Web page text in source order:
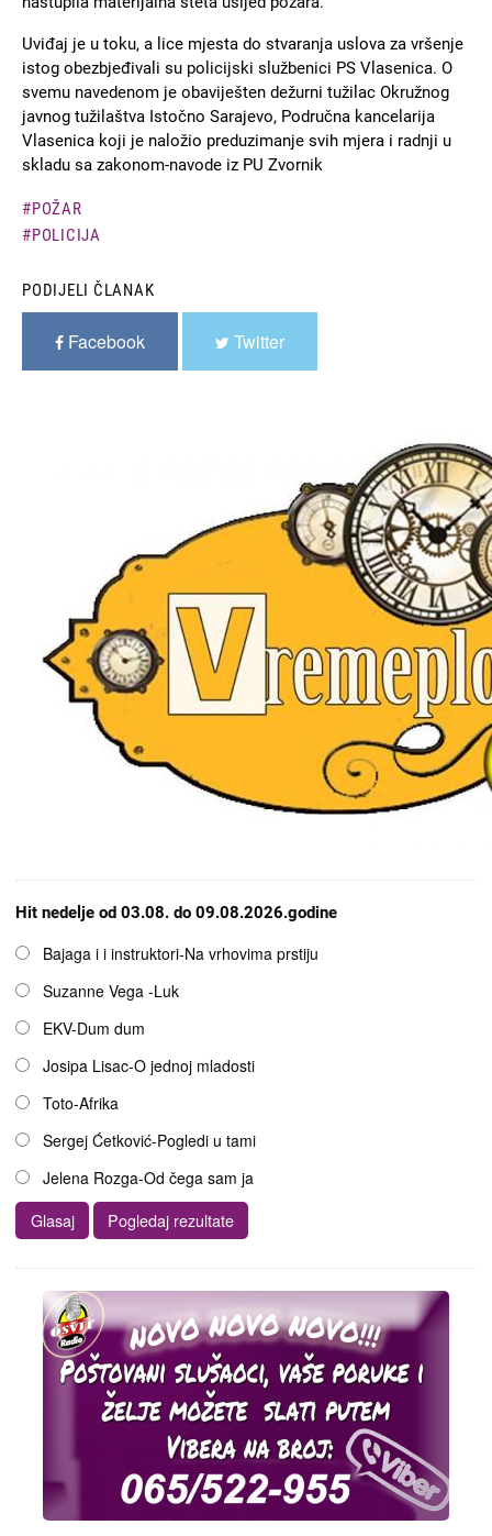
Uviđaj je u toku, a lice mjesta do stvaranja uslova za vršenje
istog obezbjeđivali su policijski službenici PS Vlasenica. O
svemu navedenom je obaviješten dežurni tužilac Okružnog
javnog tužilaštva Istočno Sarajevo, Područna kancelarija
Vlasenica koji je naložio preduzimanje svih mjera i radnji u
skladu sa zakonom-navode iz PU Zvornik
POŽAR
POLICIJA
PODIJELI ČLANAK
Facebook Twitter
Hit nedelje od 03.08. do 09.08.2026.godine
OpcijeBajaga i i instruktori-Na vrhovima prstiju
Suzanne Vega -Luk
EKV-Dum dum
Josipa Lisac-O jednoj mladosti
Toto-Afrika
Sergej Ćetković-Pogledi u tami
Jelena Rozga-Od čega sam ja